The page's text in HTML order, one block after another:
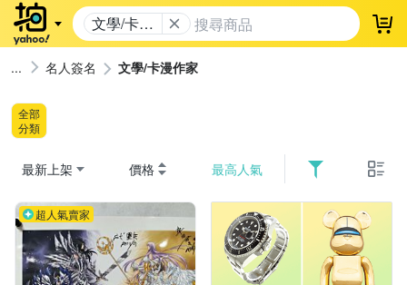
文學/卡漫
作家
登
名人簽名 文學/卡漫作家
全部
分類
最新上架 價格 最高人氣
超人氣賣家